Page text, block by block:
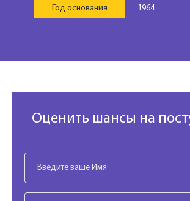
Год основания 1964
Оценить шансы на